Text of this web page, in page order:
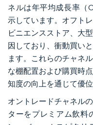
ネルは年平均成長率（
示しています。オフト
ビニエンスストア、大
因しており、衝動買い
ます。これらのチャネ
な棚配置および購買時
知度の向上を通じて優
オントレードチャネル
ターをプレミアム飲料